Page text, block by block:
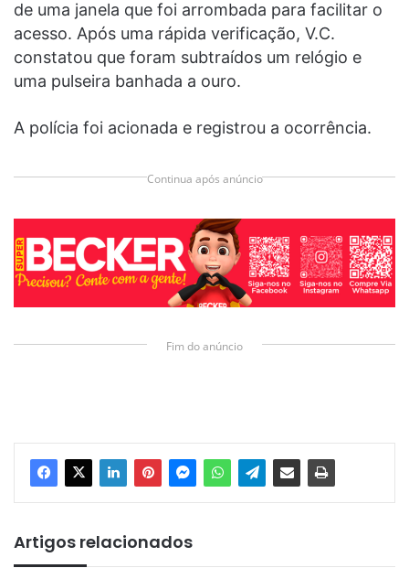
de uma janela que foi arrombada para facilitar o
acesso. Após uma rápida verificação, V.C.
constatou que foram subtraídos um relógio e
uma pulseira banhada a ouro.
A polícia foi acionada e registrou a ocorrência.
Continua após anúncio
Fim do anúncio
Artigos relacionados